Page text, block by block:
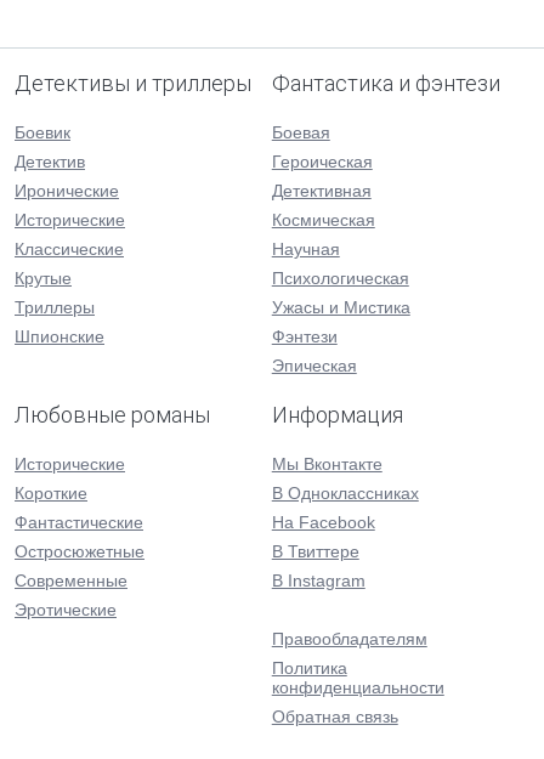
Детективы и триллеры
Боевик
Детектив
Иронические
Исторические
Классические
Крутые
Триллеры
Шпионские
Фантастика и фэнтези
Боевая
Героическая
Детективная
Космическая
Научная
Психологическая
Ужасы и Мистика
Фэнтези
Эпическая
Любовные романы
Исторические
Короткие
Фантастические
Остросюжетные
Современные
Эротические
Информация
Мы Вконтакте
В Одноклассниках
На Facebook
В Твиттере
В Instagram
Правообладателям
Политика
конфиденциальности
Обратная связь